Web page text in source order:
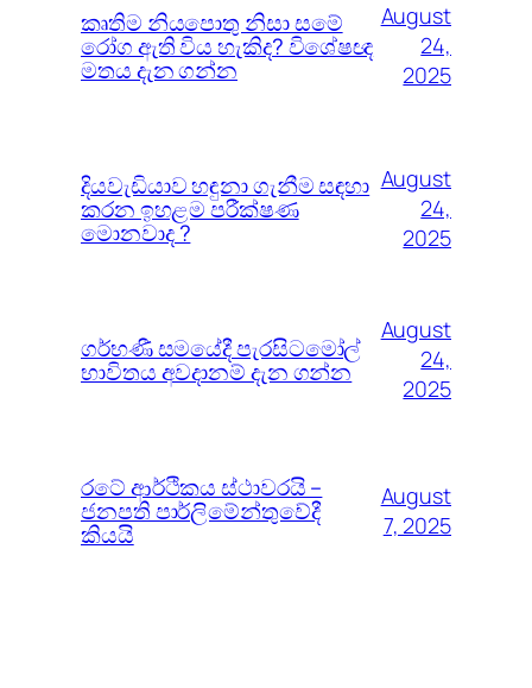
කෘතිම නියපොතු නිසා සමේ
රෝග ඇති විය හැකිද? විශේෂඥ
මතය දැන ගන්න
August
24,
2025
දියවැඩියාව හඳුනා ගැනීම සඳහා
කරන ඉහළම පරීක්ෂණ
මොනවාද ?
August
24,
2025
ගර්භණී සමයේදී පැරසිටමෝල්
භාවිතය අවදානම් දැන ගන්න
August
24,
2025
රටේ ආර්ථිකය ස්ථාවරයි –
ජනපති පාර්ලිමේන්තුවේදී
කියයි
August
7, 2025